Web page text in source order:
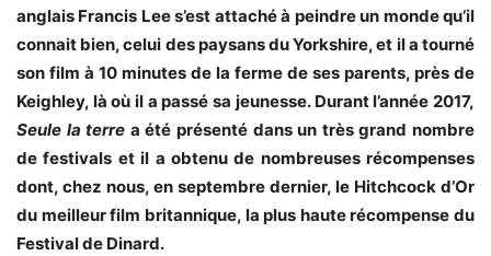
anglais Francis Lee s’est attaché à peindre un monde qu’il
connait bien, celui des paysans du Yorkshire, et il a tourné
son film à 10 minutes de la ferme de ses parents, près de
Keighley, là où il a passé sa jeunesse. Durant l’année 2017,
Seule la terre a été présenté dans un très grand nombre
de festivals et il a obtenu de nombreuses récompenses
dont, chez nous, en septembre dernier, le Hitchcock d’Or
du meilleur film britannique, la plus haute récompense du
Festival de Dinard.